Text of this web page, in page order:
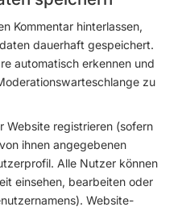
Kommentar hinterlassen,
dauerhaft gespeichert.
automatisch erkennen und
zu
Website registrieren (sofern
ihnen angegebenen
Alle Nutzer können
einsehen, bearbeiten oder
Website-